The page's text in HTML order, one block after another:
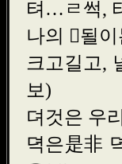
텨…ㄹ
나의
크고길
보)
뎌것
뎍은是